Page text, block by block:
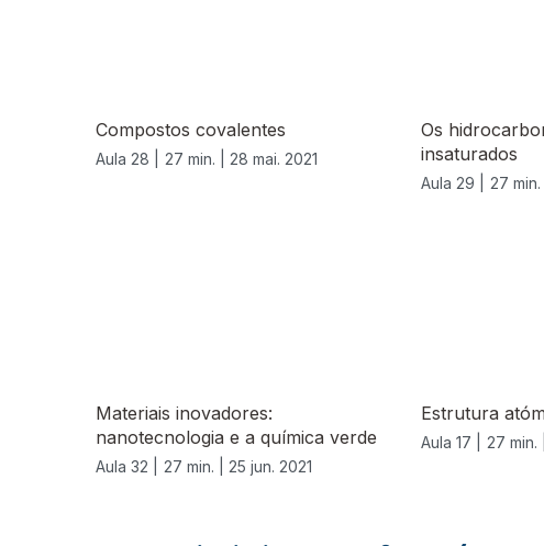
Compostos covalentes
Aula 28 | 27 min. | 28 mai. 2021
Os
insaturados
Aula 29 | 27 min.
Materiais inovadores:
nanotecnologia e a química verde
Aula 32 | 27 min. | 25 jun. 2021
Estrutura
Aula 17 | 27 min. |